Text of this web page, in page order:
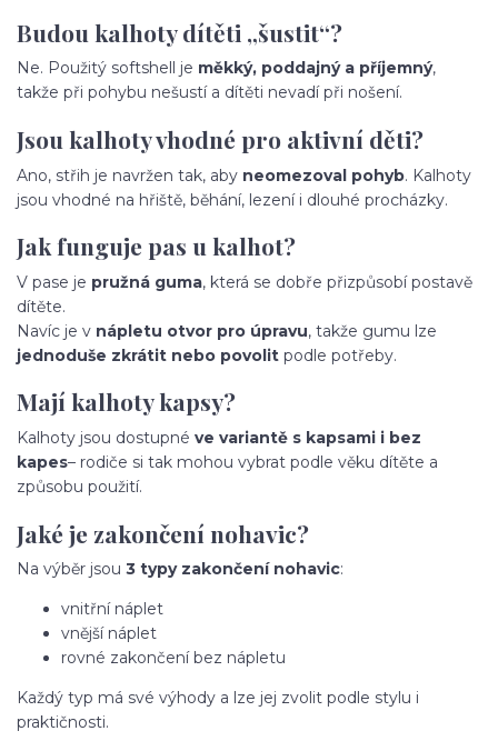
Budou kalhoty dítěti „šustit“?
Ne. Použitý softshell je měkký, poddajný a příjemný,
takže při pohybu nešustí a dítěti nevadí při nošení.
Jsou kalhoty vhodné pro aktivní děti?
Ano, střih je navržen tak, aby neomezoval pohyb. Kalhoty
jsou vhodné na hřiště, běhání, lezení i dlouhé procházky.
Jak funguje pas u kalhot?
V pase je pružná guma, která se dobře přizpůsobí postavě
dítěte.
Navíc je v nápletu otvor pro úpravu, takže gumu lze
jednoduše zkrátit nebo povolit podle potřeby.
Mají kalhoty kapsy?
Kalhoty jsou dostupné ve variantě s kapsami i bez
kapes– rodiče si tak mohou vybrat podle věku dítěte a
způsobu použití.
Jaké je zakončení nohavic?
Na výběr jsou 3 typy zakončení nohavic:
vnitřní náplet
vnější náplet
rovné zakončení bez nápletu
Každý typ má své výhody a lze jej zvolit podle stylu i
praktičnosti.